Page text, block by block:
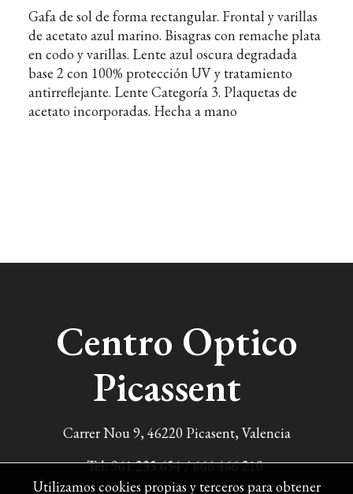
Gafa de sol de forma rectangular. Frontal y varillas
de acetato azul marino. Bisagras con remache plata
en codo y varillas. Lente azul oscura degradada
base 2 con 100% protección UV y tratamiento
antirreflejante. Lente Categoría 3. Plaquetas de
acetato incorporadas. Hecha a mano
Centro Optico
Picassent
Carrer Nou 9, 46220 Picasent, Valencia
Tel:961 235 654/666 466 210
Utilizamos cookies propias y terceros para obtener